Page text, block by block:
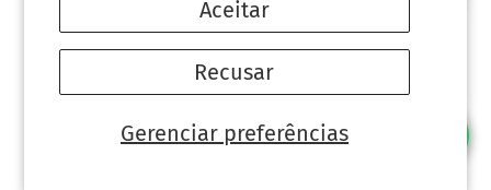
Gerenciar preferências
Aceitar
Recusar